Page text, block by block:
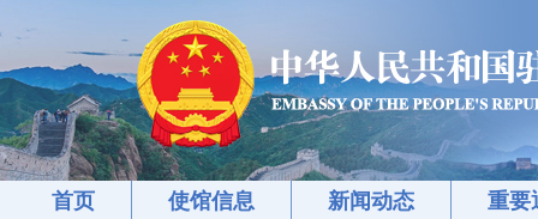
首页 使馆信息 新闻动态 重要